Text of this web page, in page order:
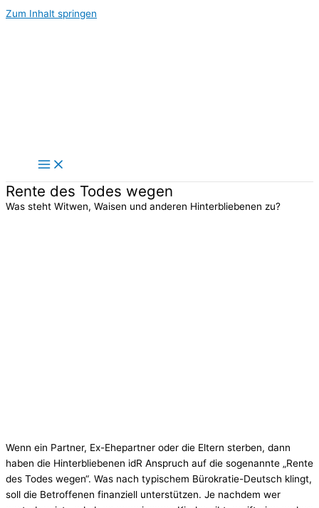
Zum Inhalt springen
Rente des Todes wegen
Was steht Witwen, Waisen und anderen Hinterbliebenen zu?
Wenn ein Partner, Ex-Ehepartner oder die Eltern sterben, dann
haben die Hinterbliebenen idR Anspruch auf die sogenannte „Rente
des Todes wegen“. Was nach typischem Bürokratie-Deutsch klingt,
soll die Betroffenen finanziell unterstützen. Je nachdem wer